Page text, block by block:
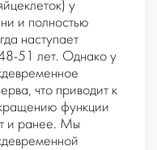
у
и полностью
наступает
51 лет. Однако у
что приводит к
функции
и ранее. Мы